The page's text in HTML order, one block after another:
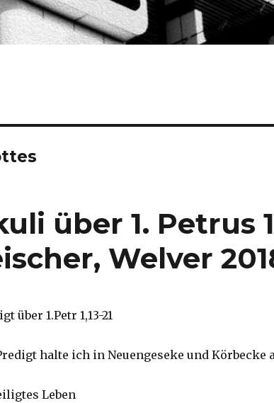
über 1. Petrus
Welver
über 1.Petr 1,13-21
halte ich in Neuengeseke und Körbecke
Leben